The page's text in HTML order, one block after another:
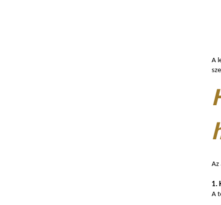
A
Az
1.
A